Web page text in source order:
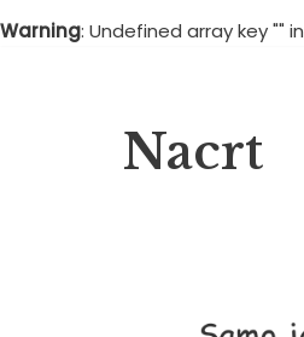
to
Warning: Undefined array key "" in
Nacrt